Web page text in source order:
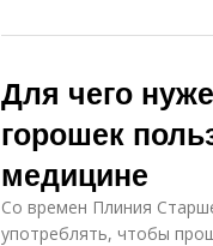
Для чего
горошек
медицине
Со времен Плиния
употреблять, чтобы